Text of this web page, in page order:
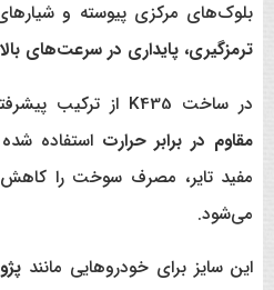
بلوک‌های مرکزی پیوسته و
ترمزگیری، پایداری در سرعت‌های
در ساخت K435 از ترکیب پیشرفته
مقاوم در برابر حرارت استفاده
مفید تایر، مصرف سوخت را کاهش
می‌شود.
این سایز برای خودروهایی مانند